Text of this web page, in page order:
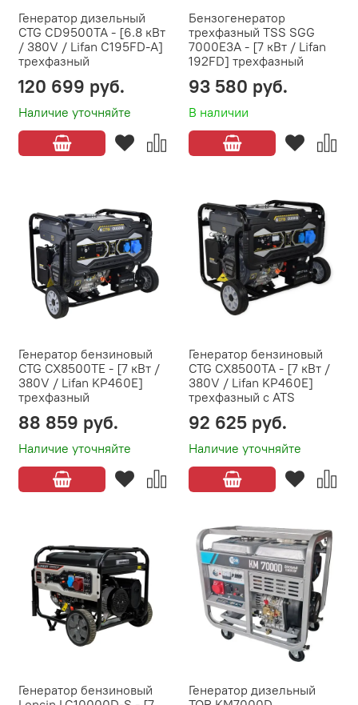
Генератор дизельный
CTG CD9500TA - [6.8 кВт
/ 380V / Lifan C195FD-A]
трехфазный
Наличие уточняйте
120 699 руб.
Бензогенератор
трехфазный TSS SGG
7000E3A - [7 кВт / Lifan
192FD] трехфазный
В наличии
93 580 руб.
Генератор бензиновый
CTG CX8500TE - [7 кВт /
380V / Lifan KP460E]
трехфазный
Наличие уточняйте
88 859 руб.
Генератор бензиновый
CTG CX8500TA - [7 кВт /
380V / Lifan KP460E]
трехфазный с ATS
Наличие уточняйте
92 625 руб.
Генератор бензиновый
Генератор дизельный